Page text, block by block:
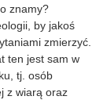
znamy?
by jakoś
zmierzyć.
ten jest sam w
tj. osób
z wiarą oraz